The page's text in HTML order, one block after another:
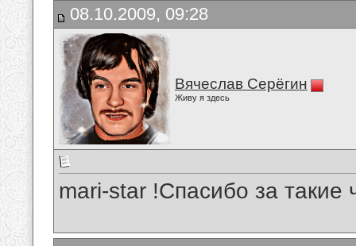
08.10.2009, 09:28
Вячеслав Серёгин
Живу я здесь
mari-star !Спасибо за такие